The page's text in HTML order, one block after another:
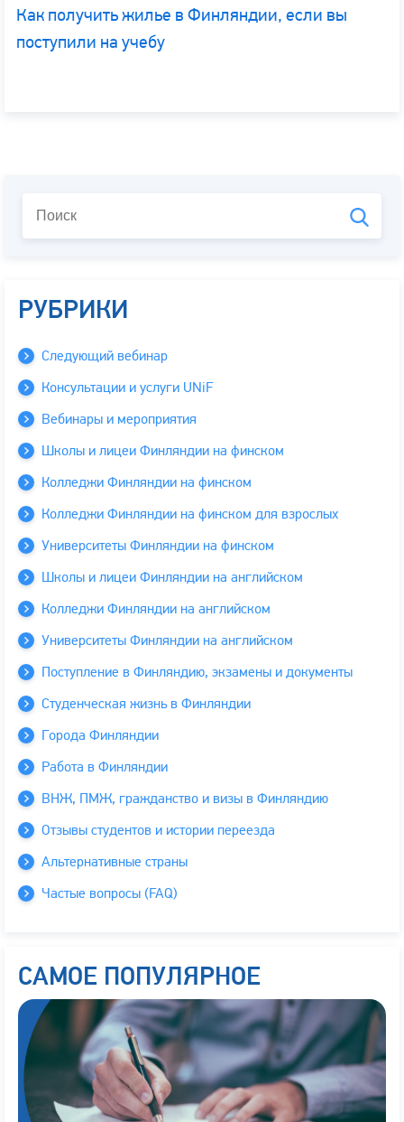
Как получить жилье в Финляндии, если вы
поступили на учебу
РУБРИКИ
Следующий вебинар
Консультации и услуги UNiF
Вебинары и мероприятия
Школы и лицеи Финляндии на финском
Колледжи Финляндии на финском
Колледжи Финляндии на финском для взрослых
Университеты Финляндии на финском
Школы и лицеи Финляндии на английском
Колледжи Финляндии на английском
Университеты Финляндии на английском
Поступление в Финляндию, экзамены и документы
Студенческая жизнь в Финляндии
Города Финляндии
Работа в Финляндии
ВНЖ, ПМЖ, гражданство и визы в Финляндию
Отзывы студентов и истории переезда
Альтернативные страны
Частые вопросы (FAQ)
САМОЕ ПОПУЛЯРНОЕ